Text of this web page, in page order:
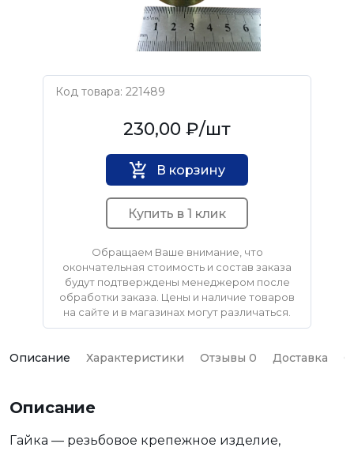
Код товара: 221489
Нет бренда230,00 ₽/шт
В корзину
Купить в 1 клик
Обращаем Ваше внимание, что
окончательная стоимость и состав заказа
будут подтверждены менеджером после
обработки заказа. Цены и наличие товаров
на сайте и в магазинах могут различаться.
Описание Характеристики Отзывы 0 Доставка
Описание
Гайка — резьбовое крепежное изделие,